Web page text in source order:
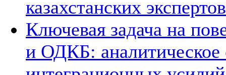
казахстанских экспертов
Ключевая задача на
и ОДКБ: аналитическое